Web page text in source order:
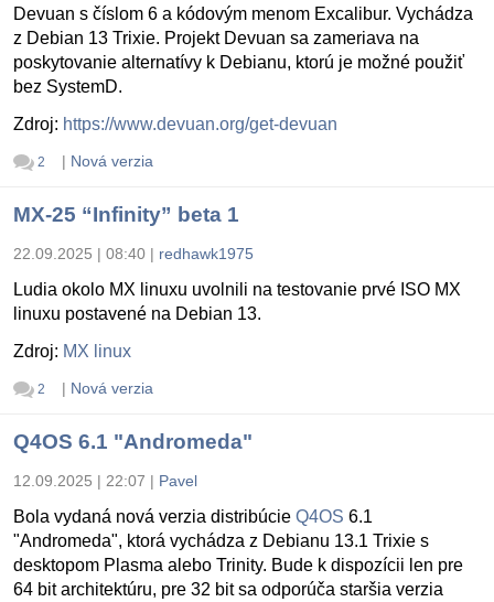
Devuan s číslom 6 a kódovým menom Excalibur. Vychádza
z Debian 13 Trixie. Projekt Devuan sa zameriava na
poskytovanie alternatívy k Debianu, ktorú je možné použiť
bez SystemD.
Zdroj: https://www.devuan.org/get-devuan
2 | Nová verzia
MX-25 “Infinity” beta 1
22.09.2025 | 08:40 | redhawk1975
Ludia okolo MX linuxu uvolnili na testovanie prvé ISO MX
linuxu postavené na Debian 13.
Zdroj: MX linux
2 | Nová verzia
Q4OS 6.1 "Andromeda"
12.09.2025 | 22:07 | Pavel
Bola vydaná nová verzia distribúcie Q4OS 6.1
"Andromeda", ktorá vychádza z Debianu 13.1 Trixie s
desktopom Plasma alebo Trinity. Bude k dispozícii len pre
64 bit architektúru, pre 32 bit sa odporúča staršia verzia